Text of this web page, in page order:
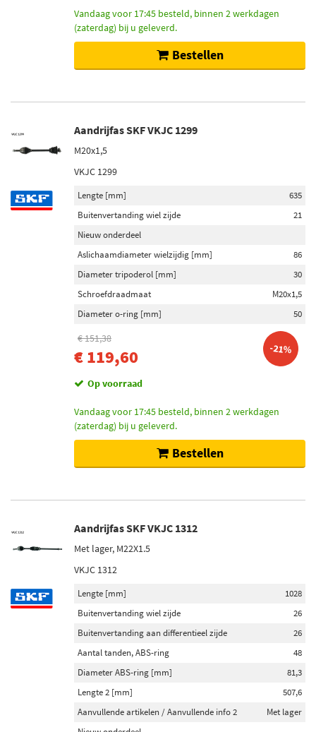
Vandaag voor 17:45 besteld, binnen 2 werkdagen
(zaterdag) bij u geleverd.
Bestellen
Aandrijfas SKF VKJC 1299
M20x1,5
VKJC 1299
Lengte [mm]
635
Buitenvertanding wiel zijde
21
Nieuw onderdeel
Aslichaamdiameter wielzijdig [mm]
86
Diameter tripoderol [mm]
30
Schroefdraadmaat
M20x1,5
Diameter o-ring [mm]
50
€ 151,38
€ 119,60 -21%
Op voorraad
Vandaag voor 17:45 besteld, binnen 2 werkdagen
(zaterdag) bij u geleverd.
Bestellen
Aandrijfas SKF VKJC 1312
Met lager, M22X1.5
VKJC 1312
Lengte [mm]
1028
Buitenvertanding wiel zijde
26
Buitenvertanding aan differentieel zijde
26
Aantal tanden, ABS-ring
48
Diameter ABS-ring [mm]
81,3
Lengte 2 [mm]
507,6
Aanvullende artikelen / Aanvullende info 2
Met lager